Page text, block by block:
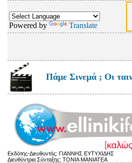
Powered by Translate
Πάμε Σινεμά ; Οι
Εκδότης-Διευθυντής: ΓΙΑΝΝΗΣ ΕΥΤΥΧΙΔΗΣ
Διευθύντρια Σύνταξης: ΤΟΝΙΑ ΜΑΝΙΑΤΕΑ